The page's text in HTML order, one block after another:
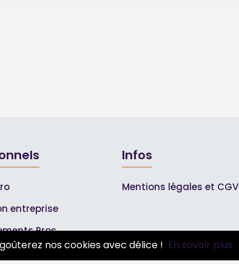
entreprise
Pros
Infos
Mentions légales et CGV
nos cookies avec délice ! En savoir plus.